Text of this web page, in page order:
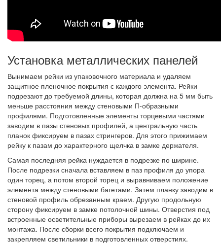
Установка металлических панелей
Вынимаем рейки из упаковочного материала и удаляем
защитное пленочное покрытия с каждого элемента. Рейки
подрезают до требуемой длины, которая должна на 5 мм быть
меньше расстояния между стеновыми П-образными
профилями. Подготовленные элементы торцевыми частями
заводим в пазы стеновых профилей, а центральную часть
планок фиксируем в пазах стрингеров. Для этого прижимаем
рейку к пазам до характерного щелчка в замке держателя.
Самая последняя рейка нуждается в подрезке по ширине.
После подрезки сначала вставляем в паз профиля до упора
один торец, а потом второй торец и выравниваем положение
элемента между стеновыми багетами. Затем планку заводим в
стеновой профиль обрезанным краем. Другую продольную
сторону фиксируем в замке потолочной шины. Отверстия под
встроенные осветительные приборы вырезаем в рейках до их
монтажа. После сборки всего покрытия подключаем и
закрепляем светильники в подготовленных отверстиях.